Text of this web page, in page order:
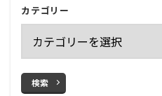
カテゴリー
検索